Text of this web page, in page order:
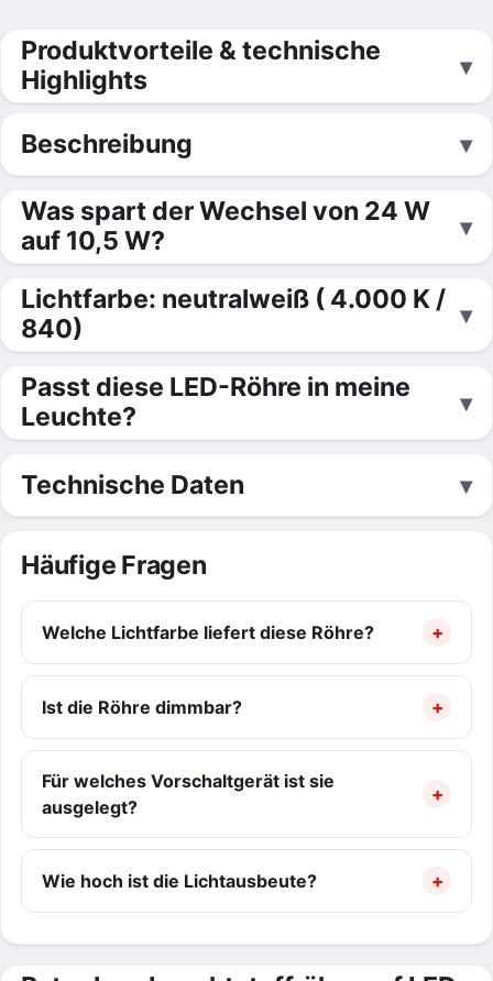
Produktvorteile & technische
Highlights
Beschreibung
Was spart der Wechsel von 24 W
auf 10,5 W?
Lichtfarbe: neutralweiß ( 4.000 K /
840)
Passt diese LED-Röhre in meine
Leuchte?
Technische Daten
Häufige Fragen
Welche Lichtfarbe liefert diese Röhre?
Ist die Röhre dimmbar?
Für welches Vorschaltgerät ist sie
ausgelegt?
Wie hoch ist die Lichtausbeute?